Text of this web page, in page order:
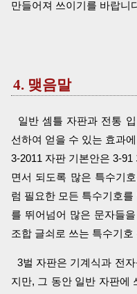
만들어져 쓰이기를 바랍니
4. 맺음말
일반 셈틀 자판과 전통
선하여 얻을 수 있는 효과
3-2011 자판 기본안은 3-
면서 되도록 많은 특수기
럼 필요한 모든 특수기호
를 뛰어넘어 많은 문자들
조합 글쇠로 쓰는 특수기
3벌 자판은 기계식과 전
지만, 그 동안 일반 자판에